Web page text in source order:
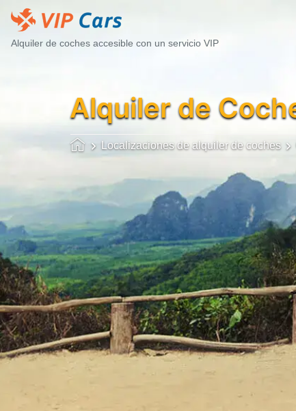
Alquiler de coches accesible con un servicio VIP
Alquiler de
Localizaciones de alquiler de coches